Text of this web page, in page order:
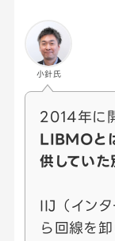
小針氏
2014年に
LIBMOと
供していた
IIJ（イン
ら回線を